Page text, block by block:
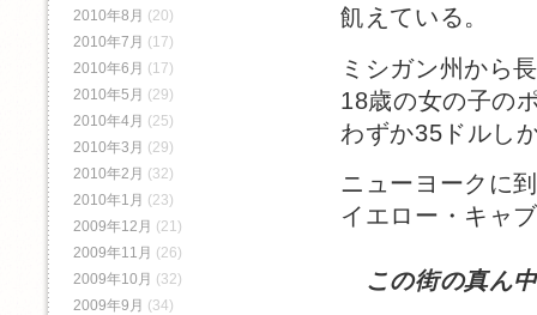
飢えている。
ミシガン州から
18歳の女の子の
わずか35ドルし
ニューヨークに
イエロー・キャ
この街の真ん
2010年8月 (20)
2010年7月 (17)
2010年6月 (17)
2010年5月 (29)
2010年4月 (25)
2010年3月 (29)
2010年2月 (32)
2010年1月 (23)
2009年12月 (21)
2009年11月 (26)
2009年10月 (32)
2009年9月 (34)